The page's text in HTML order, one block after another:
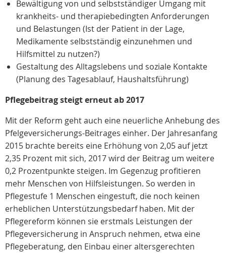
Bewältigung von und selbstständiger Umgang mit
krankheits- und therapiebedingten Anforderungen
und Belastungen (Ist der Patient in der Lage,
Medikamente selbstständig einzunehmen und
Hilfsmittel zu nutzen?)
Gestaltung des Alltagslebens und soziale Kontakte
(Planung des Tagesablauf, Haushaltsführung)
Pflegebeitrag steigt erneut ab 2017
Mit der Reform geht auch eine neuerliche Anhebung des
Pfelgeversicherungs-Beitrages einher. Der Jahresanfang
2015 brachte bereits eine Erhöhung von 2,05 auf jetzt
2,35 Prozent mit sich, 2017 wird der Beitrag um weitere
0,2 Prozentpunkte steigen. Im Gegenzug profitieren
mehr Menschen von Hilfsleistungen. So werden in
Pflegestufe 1 Menschen eingestuft, die noch keinen
erheblichen Unterstützungsbedarf haben. Mit der
Pflegereform können sie erstmals Leistungen der
Pflegeversicherung in Anspruch nehmen, etwa eine
Pflegeberatung, den Einbau einer altersgerechten